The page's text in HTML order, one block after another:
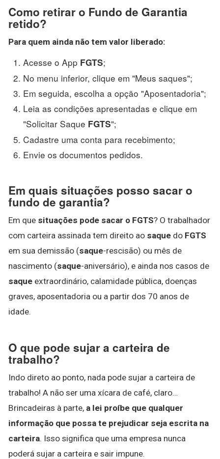
Como retirar o Fundo de Garantia
retido?
Para quem ainda não tem valor liberado:
Acesse o App FGTS;
No menu inferior, clique em "Meus saques";
Em seguida, escolha a opção "Aposentadoria";
Leia as condições apresentadas e clique em
"Solicitar Saque FGTS";
Cadastre uma conta para recebimento;
Envie os documentos pedidos.
Em quais situações posso sacar o
fundo de garantia?
Em que situações pode sacar o FGTS? O trabalhador
com carteira assinada tem direito ao saque do FGTS
em sua demissão (saque-rescisão) ou mês de
nascimento (saque-aniversário), e ainda nos casos de
saque extraordinário, calamidade pública, doenças
graves, aposentadoria ou a partir dos 70 anos de
idade.
O que pode sujar a carteira de
trabalho?
Indo direto ao ponto, nada pode sujar a carteira de
trabalho! A não ser uma xícara de café, claro…
Brincadeiras à parte, a lei proíbe que qualquer
informação que possa te prejudicar seja escrita na
carteira. Isso significa que uma empresa nunca
poderá sujar a carteira e sair impune.